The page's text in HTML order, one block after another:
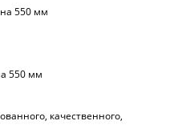
550 мм
550 мм
качественного,